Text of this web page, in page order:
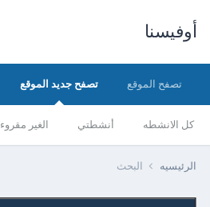
أوفيسنا
تصفح الموقع تصفح جديد الموقع
كل الانشطه أنشطتي الغير مقروء
الرئيسيه البحث